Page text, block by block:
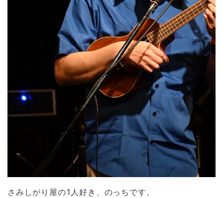
さみしがり屋の1人好き、のっちです。